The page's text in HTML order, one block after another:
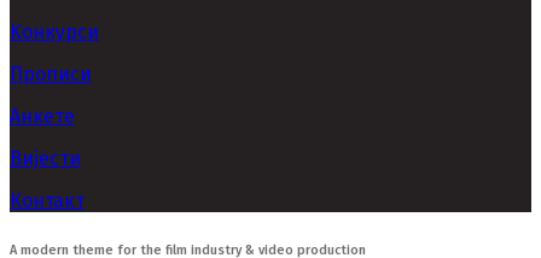
Kонкурси
Прописи
Анкете
Вијести
Контакт
A modern theme for the film industry & video production